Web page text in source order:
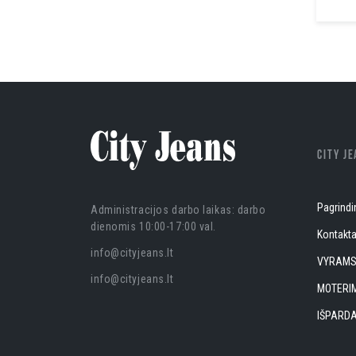
Administracijos darbo laikas: darbo
dienomis 10:00-17:00 val.
info@cityjeans.lt
info@cityjeans.lt
CITY
VYRAMS